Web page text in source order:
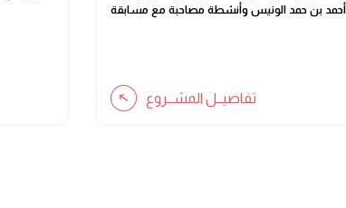
أحمد بن حمد الونيس وأنشطة مصاحبة مع مسابقة
تفاصيــل المشــروع